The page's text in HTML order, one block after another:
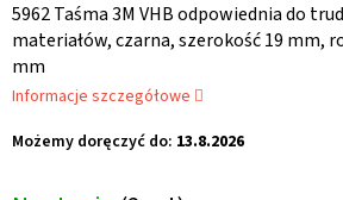
Możemy doręczyć do: 13.8.2026
5962 Taśma 3M VHB odpowiednia do
materiałów, czarna, szerokość 19 mm,
mm
Informacje szczegółowe